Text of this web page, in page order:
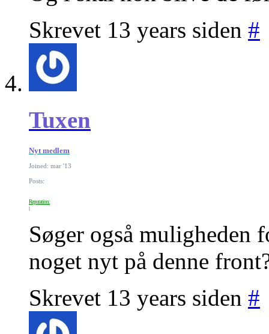
Skrevet 13 years siden #
Tuxen
Nyt medlem
Joined: mar '13
Posts:
Reputation:
Søger også muligheden
noget nyt på denne
Skrevet 13 years siden #